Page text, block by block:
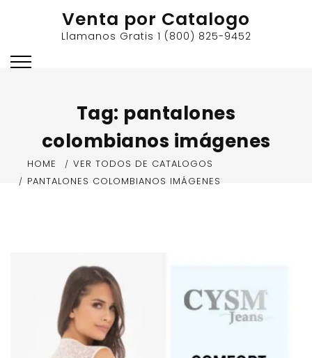
Venta por Catalogo
Llamanos Gratis 1 (800) 825-9452
Tag: pantalones
colombianos imágenes
HOME
VER TODOS DE CATALOGOS
PANTALONES COLOMBIANOS IMÁGENES